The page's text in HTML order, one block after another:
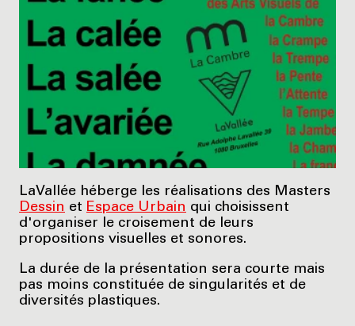
LaVallée héberge les réalisations des Masters
Dessin et Espace Urbain qui choisissent
d'organiser le croisement de leurs
propositions visuelles et sonores.
La durée de la présentation sera courte mais
pas moins constituée de singularités et de
diversités plastiques.